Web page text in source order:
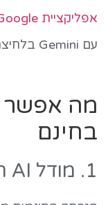
אפליקציית Google לדסקטופ
עם Gemini בלחיצת Alt ורווח מכל מקום ב-Windows.
מה אפשר
בחינם
1. מודל AI חזק - בלי תשלום